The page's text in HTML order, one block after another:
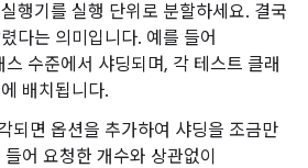
행기를 실행 단위로 분할하세요. 결국
다는 의미입니다. 예를 들어
스 수준에서 샤딩되며, 각 테스트 클래
배치됩니다.
되면 옵션을 추가하여 샤딩을 조금만
어 요청한 개수와 상관없이